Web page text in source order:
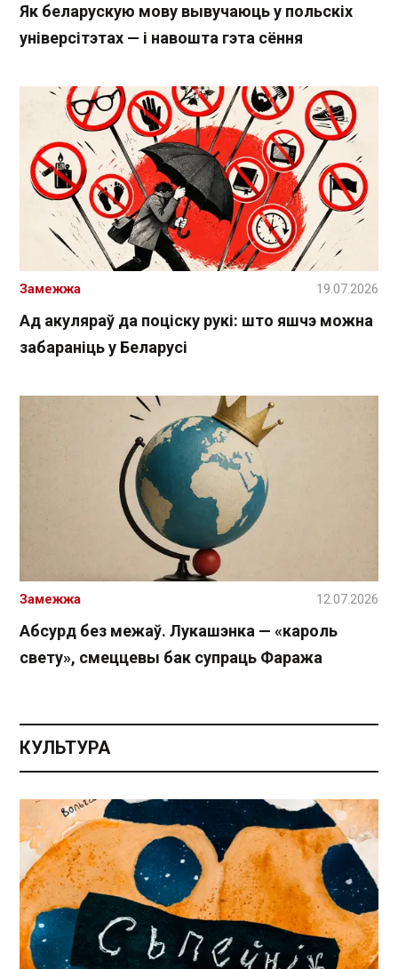
Як беларускую мову вывучаюць у польскіх
універсітэтах — і навошта гэта сёння
Ад акуляраў да поціску рукі: што яшчэ можна
забараніць у Беларусі
Замежжа 19.07.2026
Абсурд без межаў. Лукашэнка — «кароль
свету», смеццевы бак супраць Фаража
Замежжа 12.07.2026
КУЛЬТУРА